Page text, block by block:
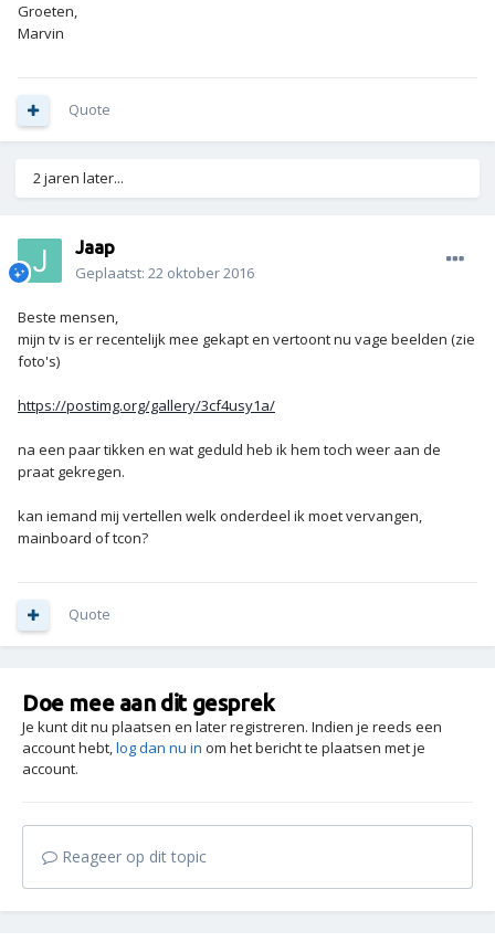
Groeten,
Marvin
Quote
2 jaren later...
Jaap
Geplaatst: 22 oktober 2016
Beste mensen,
mijn tv is er recentelijk mee gekapt en vertoont nu vage beelden (zie
foto's)
https://postimg.org/gallery/3cf4usy1a/
na een paar tikken en wat geduld heb ik hem toch weer aan de
praat gekregen.
kan iemand mij vertellen welk onderdeel ik moet vervangen,
mainboard of tcon?
Quote
Doe mee aan dit gesprek
Je kunt dit nu plaatsen en later registreren. Indien je reeds een
account hebt,log dan nu in om het bericht te plaatsen met je
account.
Reageer op dit topic